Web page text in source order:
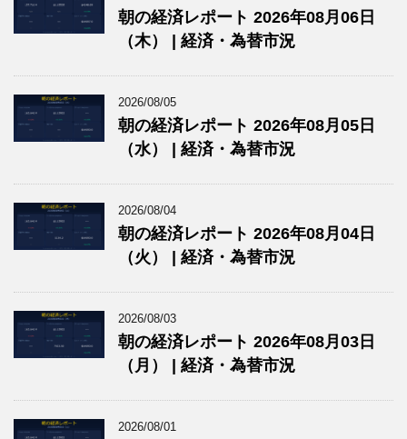
朝の経済レポート 2026年08月06日
（木） | 経済・為替市況
2026/08/05
朝の経済レポート 2026年08月05日
（水） | 経済・為替市況
2026/08/04
朝の経済レポート 2026年08月04日
（火） | 経済・為替市況
2026/08/03
朝の経済レポート 2026年08月03日
（月） | 経済・為替市況
2026/08/01